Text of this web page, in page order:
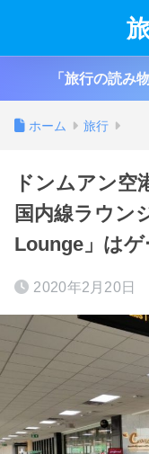
「旅行の読み
ホーム 旅行
ドンムアン空
国内線ラウン
Lounge」はゲ
2020年2月20日